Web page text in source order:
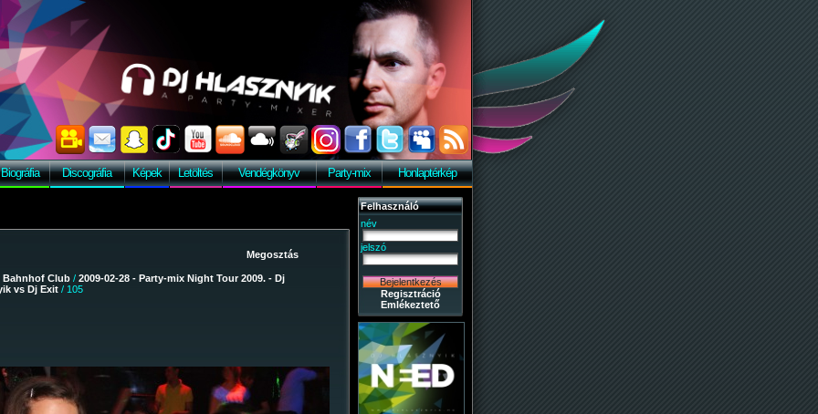
Biográfia Discográfia Képek Letöltés Vendégkönyv Party-mix Honlaptérkép
Bahnhof Club / 2009-02-28 - Party-mix Night Tour 2009. - Dj
vs Dj Exit / 105
Felhasználó
név
jelszó
Regisztráció
Emlékeztető